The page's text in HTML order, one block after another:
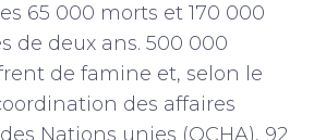
65 000 morts et 170 000
de deux ans. 500 000
de famine et, selon le
des affaires
Nations unies (OCHA), 92